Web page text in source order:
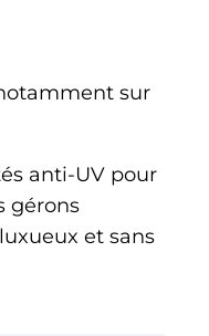
sur
anti-UV pour
gérons
et sans